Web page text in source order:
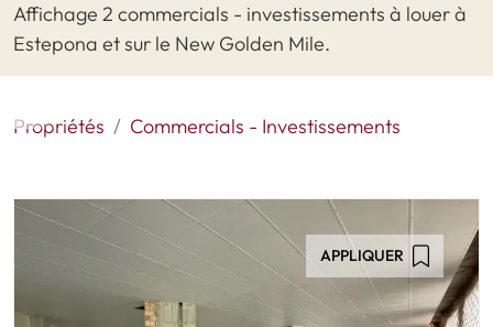
Affichage 2 commercials - investissements à louer à
Estepona et sur le New Golden Mile.
Propriétés Commercials - Investissements
APPLIQUER